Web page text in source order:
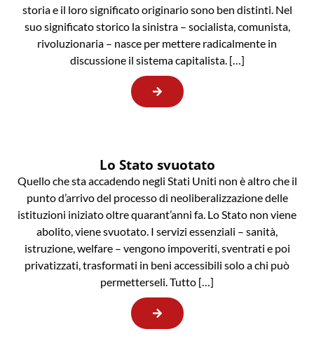
storia e il loro significato originario sono ben distinti. Nel
suo significato storico la sinistra – socialista, comunista,
rivoluzionaria – nasce per mettere radicalmente in
discussione il sistema capitalista. […]
Lo Stato svuotato
Quello che sta accadendo negli Stati Uniti non è altro che il
punto d’arrivo del processo di neoliberalizzazione delle
istituzioni iniziato oltre quarant’anni fa. Lo Stato non viene
abolito, viene svuotato. I servizi essenziali – sanità,
istruzione, welfare – vengono impoveriti, sventrati e poi
privatizzati, trasformati in beni accessibili solo a chi può
permetterseli. Tutto […]